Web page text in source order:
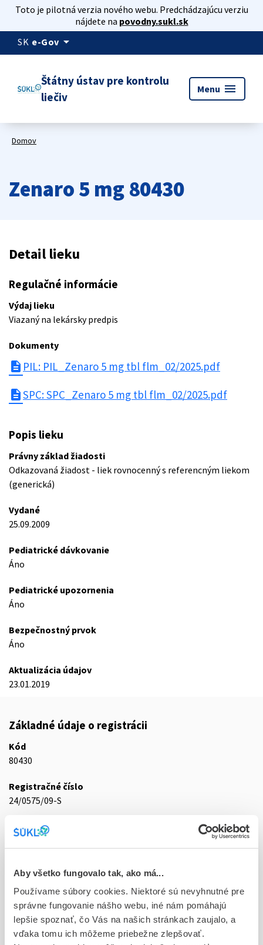
Aby všetko fungovalo tak, ako má...
Používame súbory cookies. Niektoré sú nevyhnutné pre
správne fungovanie nášho webu, iné nám pomáhajú
lepšie spoznať, čo Vás na našich stránkach zaujalo, a
vďaka tomu ich môžeme priebežne zlepšovať.
Toto je pilotná verzia nového webu. Predchádzajúcu verziu
nájdete na povodny.sukl.sk
SK e-Gov arrow_drop_down
Štátny ústav pre kontrolu
liečiv
Menu menu
Domov
Zenaro 5 mg 80430
Detail lieku
Regulačné informácie
Výdaj lieku
Viazaný na lekársky predpis
Dokumenty
description PIL: PIL_Zenaro 5 mg tbl flm_02/2025.pdf
descriptionSPC: SPC_Zenaro 5 mg tbl flm_02/2025.pdf
Popis lieku
Právny základ žiadosti
Odkazovaná žiadost - liek rovnocenný s referencným liekom
(generická)
Vydané
25.09.2009
Pediatrické dávkovanie
Áno
Pediatrické upozornenia
Áno
Bezpečnostný prvok
Áno
Aktualizácia údajov
23.01.2019
Základné údaje o registrácii
Kód
80430
Registračné číslo
24/0575/09-S
Doplnok
tbl flm 50x5 mg (blis.Al/Al)
D - Registrácia bez obmedzenia platnosti
Typ registračnej procedúry
Decentralizovaná